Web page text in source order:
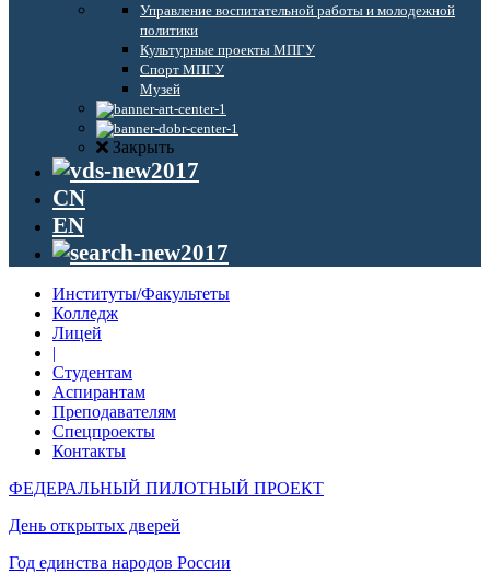
Управление воспитательной работы и молодежной
политики
Культурные проекты МПГУ
Спорт МПГУ
Музей
Закрыть
CN
EN
Институты/Факультеты
Колледж
Лицей
|
Студентам
Аспирантам
Преподавателям
Спецпроекты
Контакты
ФЕДЕРАЛЬНЫЙ ПИЛОТНЫЙ ПРОЕКТ
День открытых дверей
Год единства народов России